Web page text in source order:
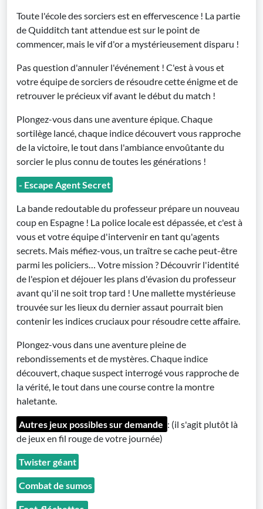
Toute l'école des sorciers est en effervescence ! La partie
de Quidditch tant attendue est sur le point de
commencer, mais le vif d'or a mystérieusement disparu !
Pas question d'annuler l'événement ! C'est à vous et
votre équipe de sorciers de résoudre cette énigme et de
retrouver le précieux vif avant le début du match !
Plongez-vous dans une aventure épique. Chaque
sortilège lancé, chaque indice découvert vous rapproche
de la victoire, le tout dans l'ambiance envoûtante du
sorcier le plus connu de toutes les générations !
- Escape Agent Secret
La bande redoutable du professeur prépare un nouveau
coup en Espagne ! La police locale est dépassée, et c'est à
vous et votre équipe d'intervenir en tant qu'agents
secrets. Mais méfiez-vous, un traître se cache peut-être
parmi les policiers… Votre mission ? Découvrir l'identité
de l'espion et déjouer les plans d'évasion du professeur
avant qu'il ne soit trop tard ! Une mallette mystérieuse
trouvée sur les lieux du dernier assaut pourrait bien
contenir les indices cruciaux pour résoudre cette affaire.
Plongez-vous dans une aventure pleine de
rebondissements et de mystères. Chaque indice
découvert, chaque suspect interrogé vous rapproche de
la vérité, le tout dans une course contre la montre
haletante.
Autres jeux possibles sur demande : (il s'agit plutôt là
de jeux en fil rouge de votre journée)
Twister géant
Combat de sumos